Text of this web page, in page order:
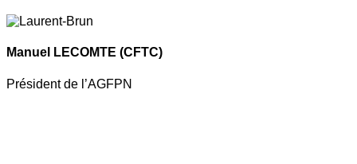
Manuel LECOMTE (CFTC)
Président de l’AGFPN